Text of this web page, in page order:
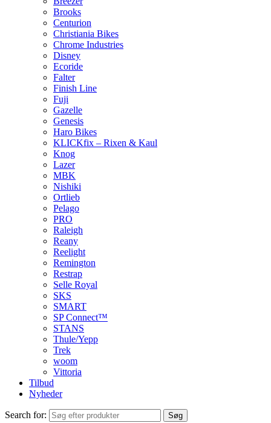
Brooks
Centurion
Christiania Bikes
Chrome Industries
Disney
Ecoride
Falter
Finish Line
Fuji
Gazelle
Genesis
Haro Bikes
KLICKfix – Rixen & Kaul
Knog
Lazer
MBK
Nishiki
Ortlieb
Pelago
PRO
Raleigh
Reany
Reelight
Remington
Restrap
Selle Royal
SKS
SMART
SP Connect™
STANS
Thule/Yepp
Trek
woom
Vittoria
Tilbud
Nyheder
Search for: Søg